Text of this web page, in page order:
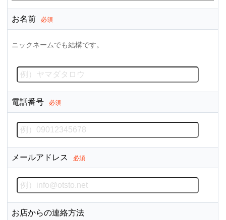
お名前 必須
ニックネームでも結構です。
電話番号 必須
メールアドレス 必須
お店からの連絡方法